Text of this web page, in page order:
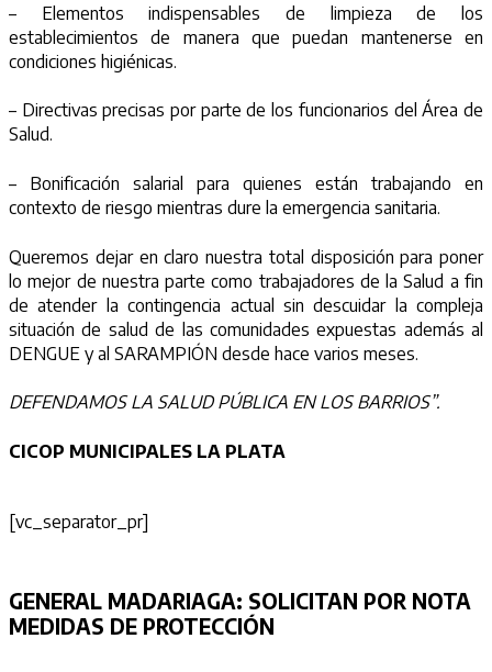
– Elementos indispensables de limpieza de los
establecimientos de manera que puedan mantenerse en
condiciones higiénicas.
– Directivas precisas por parte de los funcionarios del Área de
Salud.
– Bonificación salarial para quienes están trabajando en
contexto de riesgo mientras dure la emergencia sanitaria.
Queremos dejar en claro nuestra total disposición para poner
lo mejor de nuestra parte como trabajadores de la Salud a fin
de atender la contingencia actual sin descuidar la compleja
situación de salud de las comunidades expuestas además al
DENGUE y al SARAMPIÓN desde hace varios meses.
DEFENDAMOS LA SALUD PÚBLICA EN LOS BARRIOS”.
CICOP MUNICIPALES LA PLATA
[vc_separator_pr]
GENERAL MADARIAGA: SOLICITAN POR NOTA
MEDIDAS DE PROTECCIÓN